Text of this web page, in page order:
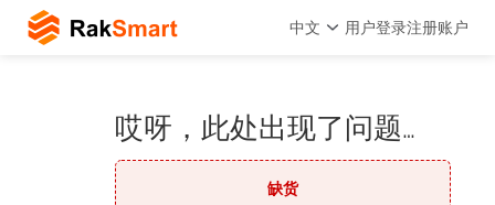
中文 用户登录注册账户
哎呀，此处出现了问题…
缺货